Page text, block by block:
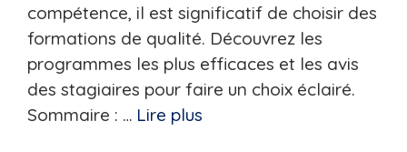
compétence, il est significatif de choisir des
formations de qualité. Découvrez les
programmes les plus efficaces et les avis
des stagiaires pour faire un choix éclairé.
Sommaire : … Lire plus